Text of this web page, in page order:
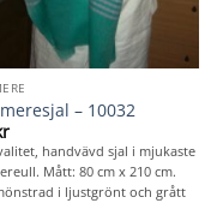
– 10032
handvävd sjal i mjukaste
Mått: 80 cm x 210 cm.
i ljustgrönt och grått